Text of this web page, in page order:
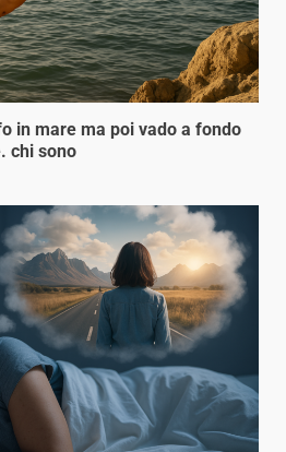
in mare ma poi vado a fondo
chi sono